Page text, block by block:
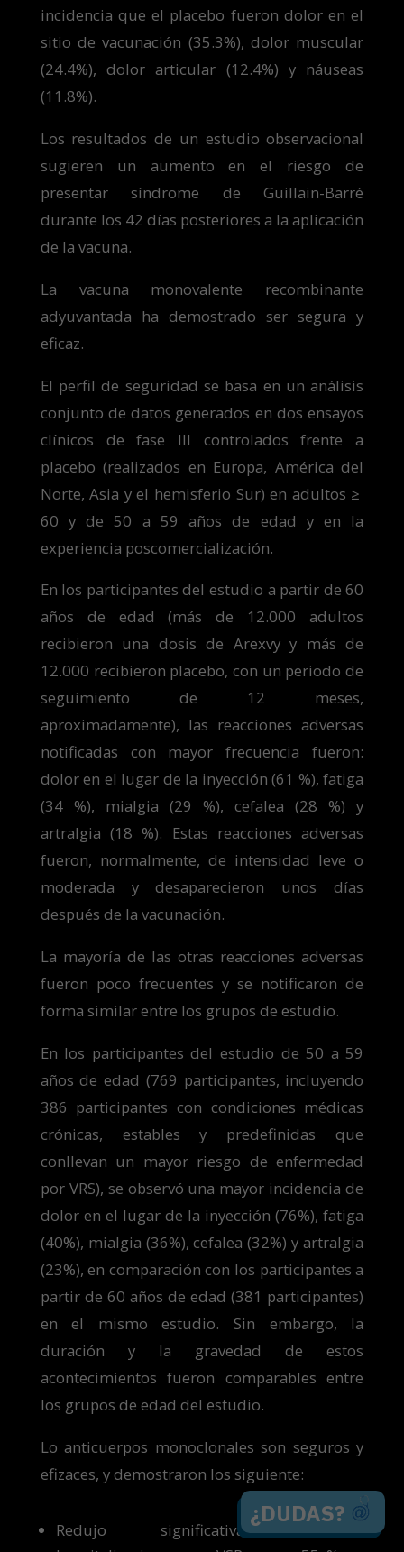
incidencia que el placebo fueron dolor en el
sitio de vacunación (35.3%), dolor muscular
(24.4%), dolor articular (12.4%) y náuseas
(11.8%).
Los resultados de un estudio observacional
sugieren un aumento en el riesgo de
presentar síndrome de Guillain-Barré
durante los 42 días posteriores a la aplicación
de la vacuna.
La vacuna monovalente recombinante
adyuvantada ha demostrado ser segura y
eficaz.
El perfil de seguridad se basa en un análisis
conjunto de datos generados en dos ensayos
clínicos de fase III controlados frente a
placebo (realizados en Europa, América del
Norte, Asia y el hemisferio Sur) en adultos ≥
60 y de 50 a 59 años de edad y en la
experiencia poscomercialización.
En los participantes del estudio a partir de 60
años de edad (más de 12.000 adultos
recibieron una dosis de Arexvy y más de
12.000 recibieron placebo, con un periodo de
seguimiento de 12 meses,
aproximadamente), las reacciones adversas
notificadas con mayor frecuencia fueron:
dolor en el lugar de la inyección (61 %), fatiga
(34 %), mialgia (29 %), cefalea (28 %) y
artralgia (18 %). Estas reacciones adversas
fueron, normalmente, de intensidad leve o
moderada y desaparecieron unos días
después de la vacunación.
La mayoría de las otras reacciones adversas
fueron poco frecuentes y se notificaron de
forma similar entre los grupos de estudio.
En los participantes del estudio de 50 a 59
años de edad (769 participantes, incluyendo
386 participantes con condiciones médicas
crónicas, estables y predefinidas que
conllevan un mayor riesgo de enfermedad
por VRS), se observó una mayor incidencia de
dolor en el lugar de la inyección (76%), fatiga
(40%), mialgia (36%), cefalea (32%) y artralgia
(23%), en comparación con los participantes a
partir de 60 años de edad (381 participantes)
en el mismo estudio. Sin embargo, la
duración y la gravedad de estos
acontecimientos fueron comparables entre
los grupos de edad del estudio.
Lo anticuerpos monoclonales son seguros y
efizaces, y demostraron los siguiente:
Redujo significativamente las
¿DUDAS?